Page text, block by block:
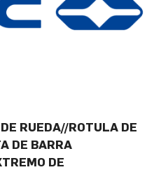
RUEDA//ROTULA DE
DE BARRA
DE